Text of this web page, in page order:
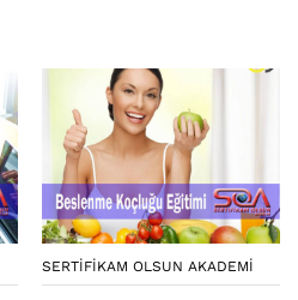
SERTIFIKAM OLSUN AKADEMI